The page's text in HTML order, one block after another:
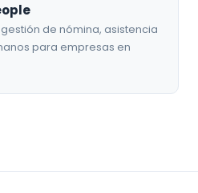
de nómina, asistencia
para empresas en